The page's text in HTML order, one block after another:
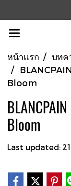
หน้าแรก บทค
Bloom
Bloom
Last updated: